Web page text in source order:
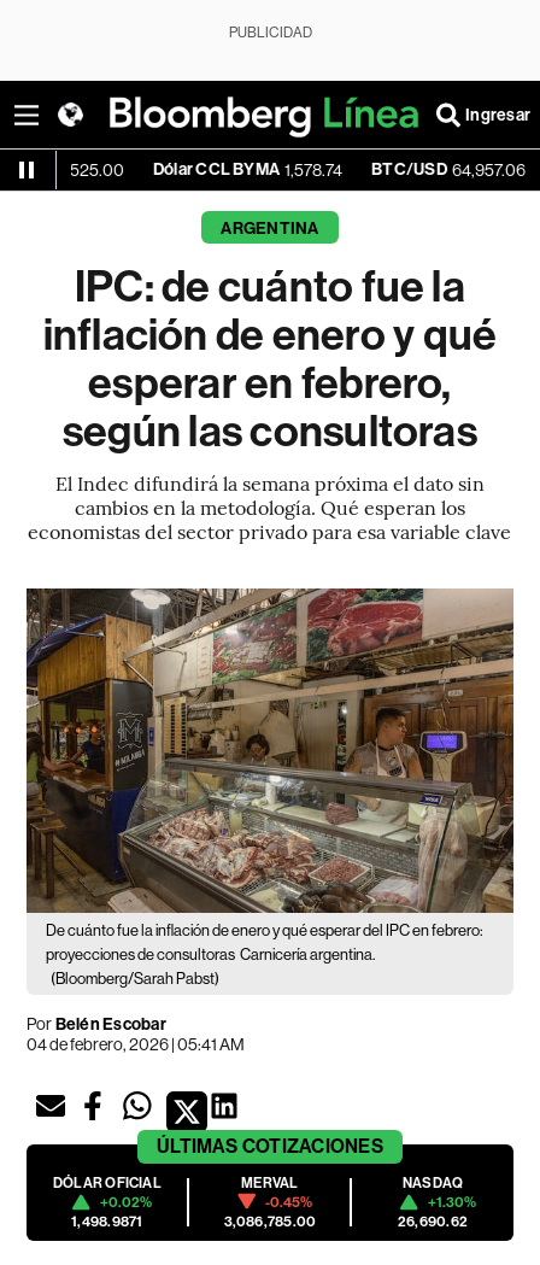
PUBLICIDAD
Ingresar
Dólar CCL BYMA 1,578.74 BTC/USD 64,957.06 +0.03%
ARGENTINA
IPC: de cuánto fue la
inflación de enero y qué
esperar en febrero,
según las consultoras
El Indec difundirá la semana próxima el dato sin
cambios en la metodología. Qué esperan los
economistas del sector privado para esa variable clave
De cuánto fue la inflación de enero y qué esperar del IPC en febrero:
proyecciones de consultoras Carnicería argentina.
(Bloomberg/Sarah Pabst)
PorBelén Escobar
04 de febrero, 2026 | 05:41 AM
ÚLTIMAS COTIZACIONES
DÓLAR OFICIAL
+0.02%
1,498.9871
MERVAL
-0.45%
3,086,785.00
NASDAQ
+1.30%
26,690.62